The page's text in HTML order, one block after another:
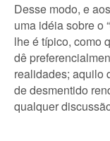
Desse modo, e
uma idéia sobre o
lhe é típico, como
dê
realidades; aquilo
de desmentido
qualquer